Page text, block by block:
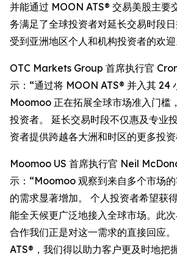
并能通过 MOON ATS® 交易美股主要
务满足了全球投资者对延长交易时段
受到亚洲地区个人和机构投资者的欢迎
OTC Markets Group 首席执行官
示：“通过将 MOON ATS® 并入其 24
Moomoo 正在拓展全球市场准入门槛
投资者。 延长交易时段不仅惠及专业
资者提供跨越各大洲和时区的更多投
Moomoo US 首席执行官 Neil
示：“Moomoo 观察到来自多个市场
的需求显著增加。 个人投资者希望获
能全天候更广泛地接入全球市场。此
合作我们正是对这一需求的直接回应
ATS®，我们得以助力客户更及时地把